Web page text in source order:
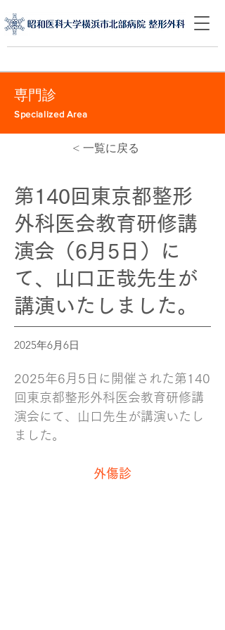
専門診
Specialized Area
< 一覧に戻る
第140回東京都整形
外科医会教育研修講
演会（6月5日）に
て、山口正哉先生が
講演いたしました。
2025年6月6日
2025年6月5日に開催された第140
回東京都整形外科医会教育研修講
演会にて、山口先生が講演いたし
ました。
外傷診